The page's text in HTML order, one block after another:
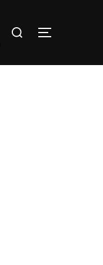
Suchen